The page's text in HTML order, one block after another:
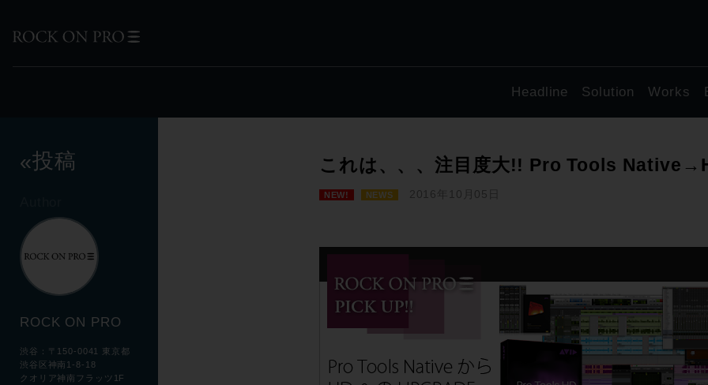
Headline Solution Works
«投稿
ROCK ON PRO
渋谷：〒150-0041 東京都
渋谷区神南1-8-18
クオリア神南フラッツ1F
これは、、、注目度大!! Pro Tools
NEW! NEWS 2016年10月05日